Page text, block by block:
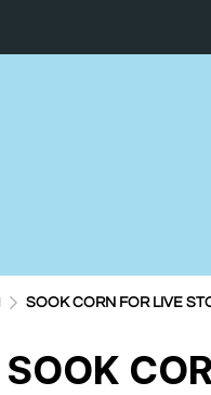
SOOK CORN FOR LIVE
SOOK